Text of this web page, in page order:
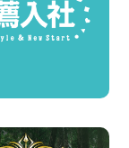
運びに最適
雲ドーム前店